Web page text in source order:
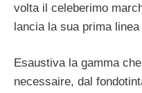
volta il celeberimo
lancia la sua prima
Esaustiva la gamma
necessaire, dal